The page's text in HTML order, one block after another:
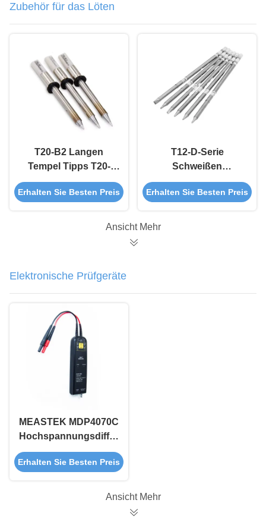
Zubehör für das Löten
T20-B2 Langen
Tempel Tipps T20-
BC2 T20-BC3
Lötwasser Tipps OEM
Erhalten Sie Besten Preis
T12-D-Serie
Schweißen
Keramisches Löten
Eisen Spitzen
Erhalten Sie Besten Preis
Ansicht Mehr
Elektronische Prüfgeräte
MEASTEK MDP4070C
Hochspannungsdifferenzsonde
700V 200MHz
Elektronikprüfinstrumente
Erhalten Sie Besten Preis
Ansicht Mehr